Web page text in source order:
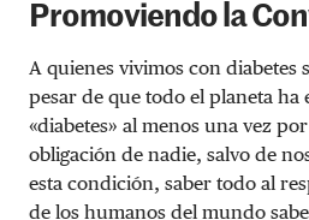
Promoviendo la
A quienes vivimos con diabetes
pesar de que todo el planeta
«diabetes» al menos una vez
obligación de nadie, salvo de
esta condición, saber todo al
de los humanos del mundo